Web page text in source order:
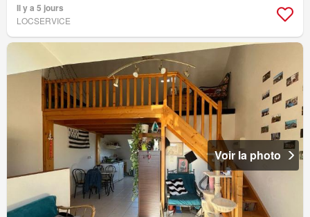
Il y a 5 jours
LOCSERVICE
Voir la photo